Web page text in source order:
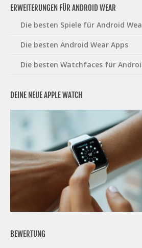
ERWEITERUNGEN FÜR ANDROID WEAR
Die besten Spiele für Android
Die besten Android Wear Apps
Die besten Watchfaces für
DEINE NEUE APPLE WATCH
BEWERTUNG